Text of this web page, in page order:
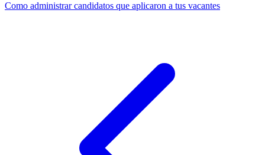
Como administrar candidatos que aplicaron a tus vacantes